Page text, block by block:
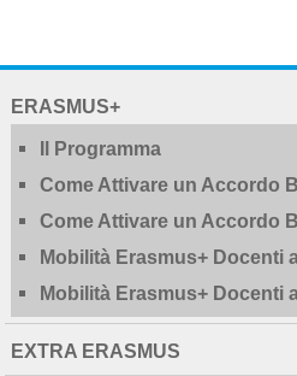
EXTENDED
ERASMUS+
Il Programma
Come Attivare un Accordo
Come Attivare un Accordo
Mobilità Erasmus+ Docenti
Mobilità Erasmus+ Docenti
EXTRA ERASMUS